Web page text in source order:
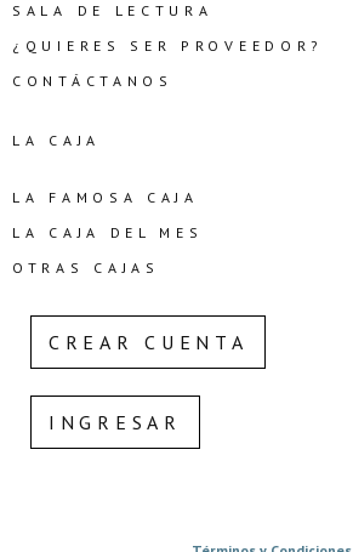
SALA DE LECTURA
¿QUIERES SER PROVEEDOR?
CONTÁCTANOS
LA CAJA
LA FAMOSA CAJA
LA CAJA DEL MES
OTRAS CAJAS
CREAR CUENTA
INGRESAR